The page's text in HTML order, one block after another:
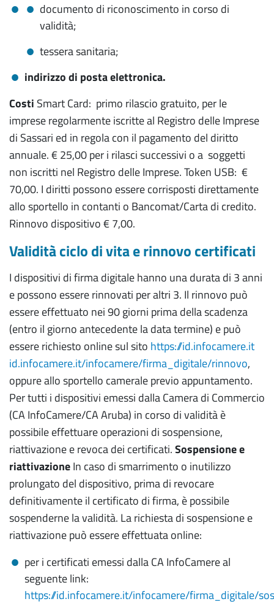
documento di riconoscimento in corso di
validità;
tessera sanitaria;
indirizzo di posta elettronica.
Costi Smart Card: primo rilascio gratuito, per le
imprese regolarmente iscritte al Registro delle Imprese
di Sassari ed in regola con il pagamento del diritto
annuale. € 25,00 per i rilasci successivi o a soggetti
non iscritti nel Registro delle Imprese. Token USB: €
70,00. I diritti possono essere corrisposti direttamente
allo sportello in contanti o Bancomat/Carta di credito.
Rinnovo dispositivo € 7,00.
Validità ciclo di vita e rinnovo certificati
I dispositivi di firma digitale hanno una durata di 3 anni
e possono essere rinnovati per altri 3. Il rinnovo può
essere effettuato nei 90 giorni prima della scadenza
(entro il giorno antecedente la data termine) e può
essere richiesto online sul sito https://id.infocamere.it
id.infocamere.it/infocamere/firma_digitale/rinnovo,
oppure allo sportello camerale previo appuntamento.
Per tutti i dispositivi emessi dalla Camera di Commercio
(CA InfoCamere/CA Aruba) in corso di validità è
possibile effettuare operazioni di sospensione,
riattivazione e revoca dei certificati.Sospensione e
riattivazioneIn caso di smarrimento o inutilizzo
prolungato del dispositivo, prima di revocare
definitivamente il certificato di firma, è possibile
sospenderne la validità. La richiesta di sospensione e
riattivazione può essere effettuata online:
per i certificati emessi dalla CA InfoCamere al
seguente link:
https://id.infocamere.it/infocamere/firma_digitale/